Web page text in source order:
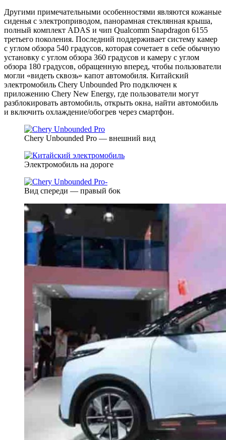
Другими примечательными особенностями являются кожаные
сиденья с электроприводом, панорамная стеклянная крыша,
полный комплект ADAS и чип Qualcomm Snapdragon 6155
третьего поколения. Последний поддерживает систему камер
с углом обзора 540 градусов, которая сочетает в себе обычную
установку с углом обзора 360 градусов и камеру с углом
обзора 180 градусов, обращенную вперед, чтобы пользователи
могли «видеть сквозь» капот автомобиля. Китайский
электромобиль Chery Unbounded Pro подключен к
приложению Chery New Energy, где пользователи могут
разблокировать автомобиль, открыть окна, найти автомобиль
и включить охлаждение/обогрев через смартфон.
Chery Unbounded Pro — внешний вид
Электромобиль на дороге
Вид спереди — правый бок